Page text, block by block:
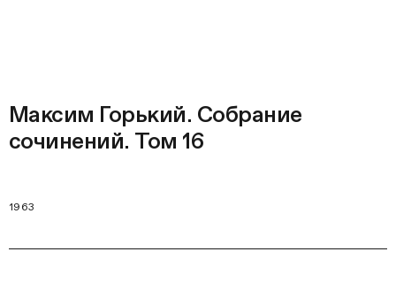
Максим Горький. Собрание
сочинений. Том 16
1963